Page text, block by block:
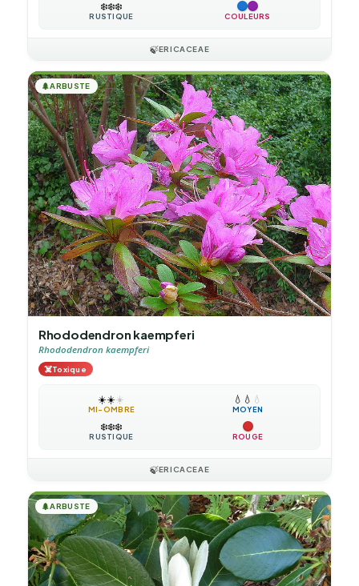
❄️❄️❄️
RUSTIQUE COULEURS
🍃ERICACEAE
🌲ARBUSTE
Rhododendron kaempferi
Rhododendron kaempferi
☠️Toxique
☀️☀️☀️
MI-OMBRE
💧 💧 💧
MOYEN
❄️❄️❄️
RUSTIQUE ROUGE
🍃ERICACEAE
🌲ARBUSTE